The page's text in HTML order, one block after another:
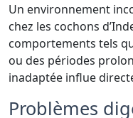
Un environnement
chez les cochons
comportements tels
ou des périodes
inadaptée influe
Problèmes